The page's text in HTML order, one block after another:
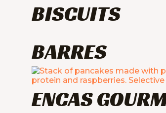
BISCUITS
BARRES
ENCAS